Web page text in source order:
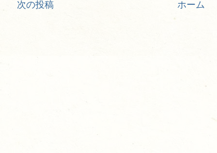
次の投稿 ホーム